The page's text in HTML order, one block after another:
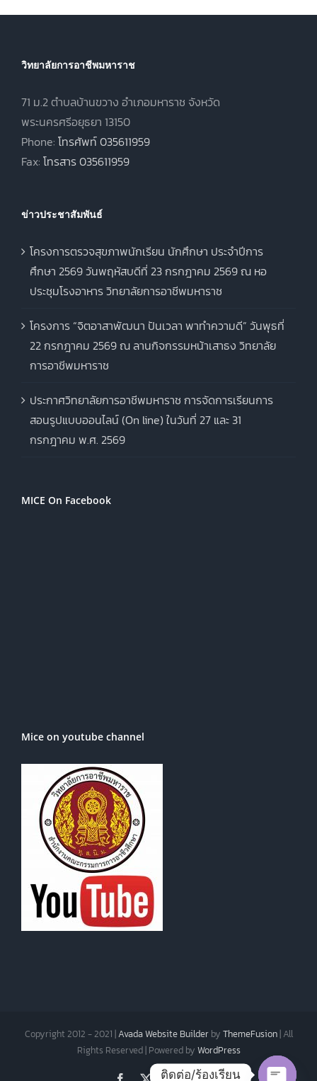
3 วิทยาลัยการ
วิทยาลัยการอาชีพมหาราช
71 ม.2 ตำบลบ้านขวาง อำเภอมหาราช จังหวัด
พระนครศรีอยุธยา 13150
Phone: โทรศัพท์ 035611959
Fax: โทรสาร 035611959
ข่าวประชาสัมพันธ์
โครงการตรวจสุขภาพนักเรียน นักศึกษา ประจำปีการ
ศึกษา 2569 วันพฤหัสบดีที่ 23 กรกฎาคม 2569 ณ หอ
ประชุมโรงอาหาร วิทยาลัยการอาชีพมหาราช
โครงการ “จิตอาสาพัฒนา ปันเวลา พาทำความดี” วันพุธที่
22 กรกฎาคม 2569 ณ ลานกิจกรรมหน้าเสาธง วิทยาลัย
การอาชีพมหาราช
ประกาศวิทยาลัยการอาชีพมหาราช การจัดการเรียนการ
สอนรูปแบบออนไลน์ (On line) ในวันที่ 27 และ 31
กรกฎาคม พ.ศ. 2569
MICE On Facebook
Mice on youtube channel
Copyright 2012 - 2021 |Avada Website Builderby ThemeFusion| All
Rights Reserved | Powered by WordPress
Facebook InstagramPinterest
ติดต่อ/ร้องเรียน